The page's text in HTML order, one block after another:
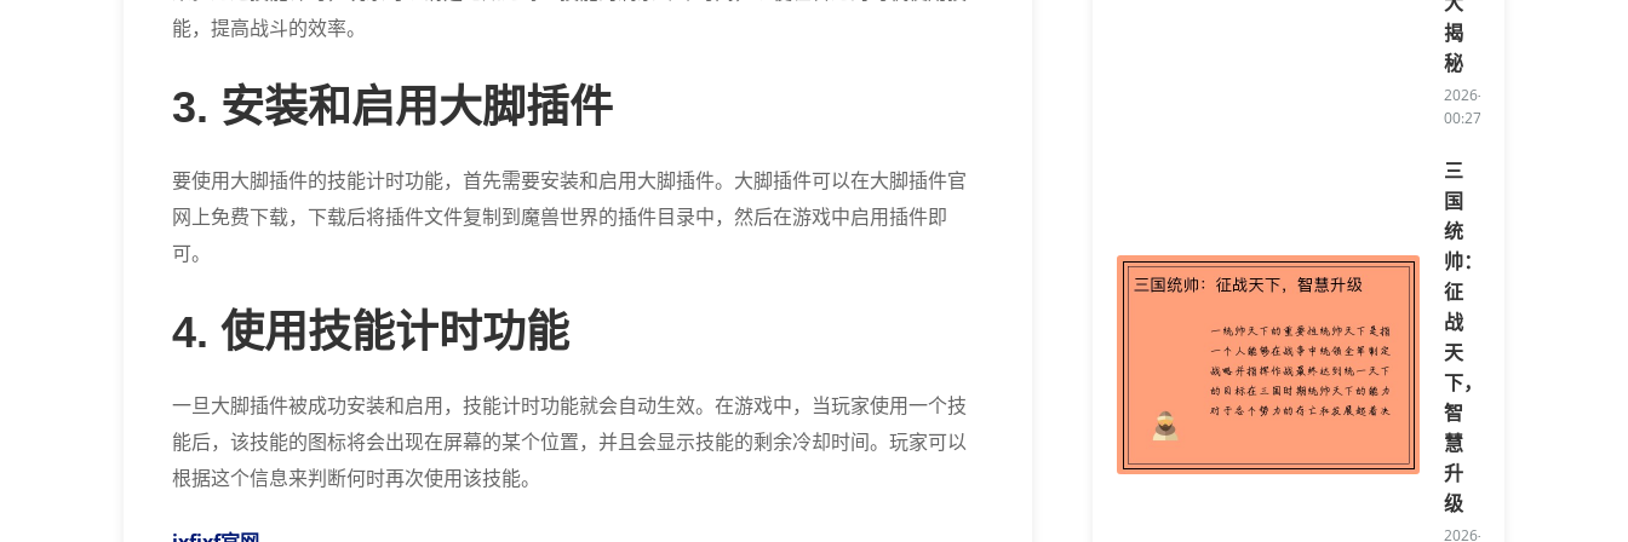
能，提高战斗的效率。
3. 安装和启用大脚插件
要使用大脚插件的技能计时功能，首先需要安装和启用大脚插件。大脚插件可以在大脚插件官
网上免费下载，下载后将插件文件复制到魔兽世界的插件目录中，然后在游戏中启用插件即
可。
4. 使用技能计时功能
一旦大脚插件被成功安装和启用，技能计时功能就会自动生效。在游戏中，当玩家使用一个技
能后，该技能的图标将会出现在屏幕的某个位置，并且会显示技能的剩余冷却时间。玩家可以
根据这个信息来判断何时再次使用该技能。
揭
秘
2026-04-17
00:27:23/li>
三
国
统
帅：
征
战
天
下，
智
慧
升
级
2026-04-16